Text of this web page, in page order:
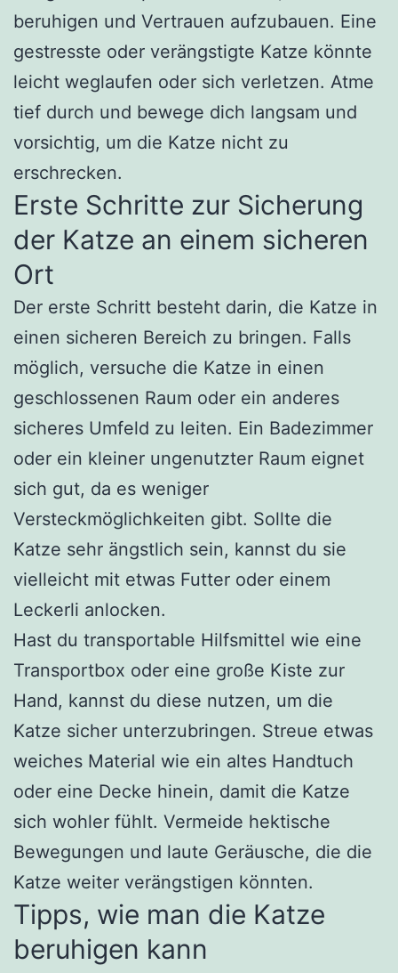
beruhigen und Vertrauen aufzubauen. Eine
gestresste oder verängstigte Katze könnte
leicht weglaufen oder sich verletzen. Atme
tief durch und bewege dich langsam und
vorsichtig, um die Katze nicht zu
erschrecken.
Erste Schritte zur Sicherung
der Katze an einem sicheren
Ort
Der erste Schritt besteht darin, die Katze in
einen sicheren Bereich zu bringen. Falls
möglich, versuche die Katze in einen
geschlossenen Raum oder ein anderes
sicheres Umfeld zu leiten. Ein Badezimmer
oder ein kleiner ungenutzter Raum eignet
sich gut, da es weniger
Versteckmöglichkeiten gibt. Sollte die
Katze sehr ängstlich sein, kannst du sie
vielleicht mit etwas Futter oder einem
Leckerli anlocken.
Hast du transportable Hilfsmittel wie eine
Transportbox oder eine große Kiste zur
Hand, kannst du diese nutzen, um die
Katze sicher unterzubringen. Streue etwas
weiches Material wie ein altes Handtuch
oder eine Decke hinein, damit die Katze
sich wohler fühlt. Vermeide hektische
Bewegungen und laute Geräusche, die die
Katze weiter verängstigen könnten.
Tipps, wie man die Katze
beruhigen kann